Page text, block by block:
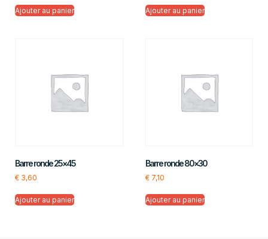
Ajouter au panier Ajouter au panier
Barre ronde 25×45
€ 3,60
Ajouter au panier
Barre ronde 80×30
€7,10
Ajouter au panier